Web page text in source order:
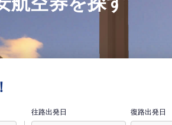
往路出発日
復路出発日